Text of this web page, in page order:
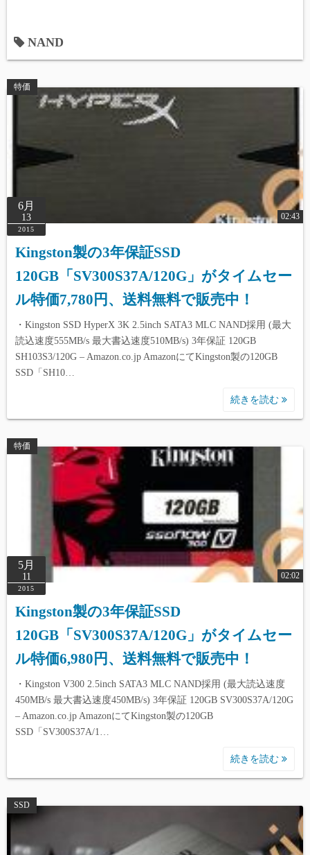
NAND
特価
6月
13
2015
02:43
Kingston製の3年保証SSD
120GB「SV300S37A/120G」がタイムセー
ル特価7,780円、送料無料で販売中！
・Kingston SSD HyperX 3K 2.5inch SATA3 MLC NAND採用 (最大
読込速度555MB/s 最大書込速度510MB/s) 3年保証 120GB
SH103S3/120G – Amazon.co.jp AmazonにてKingston製の120GB
SSD「SH10…
続きを読む
特価
5月
11
2015
02:02
Kingston製の3年保証SSD
120GB「SV300S37A/120G」がタイムセー
ル特価6,980円、送料無料で販売中！
・Kingston V300 2.5inch SATA3 MLC NAND採用 (最大読込速度
450MB/s 最大書込速度450MB/s) 3年保証 120GB SV300S37A/120G
– Amazon.co.jp AmazonにてKingston製の120GB
SSD「SV300S37A/1…
続きを読む
SSD